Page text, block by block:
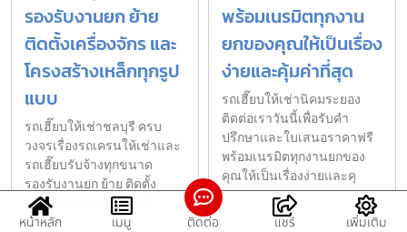
รองรับงานยก ย้าย
ติดตั้งเครื่องจักร และ
โครงสร้างเหล็กทุกรูป
แบบ
รถเฮี๊ยบให้เช่าชลบุรี ครบ
วงจรเรื่องรถเครนให้เช่าและ
รถเฮี๊ยบรับจ้างทุกขนาด
รองรับงานยก ย้าย ติดตั้ง
เครื่องจักร และโครงสร้
พร้อมเนรมิตทุกงาน
ยกของคุณให้เป็นเรื่อง
ง่ายและคุ้มค่าที่สุด
รถเฮี๊ยบให้เช่านิคมระยอง
ติดต่อเราวันนี้เพื่อรับคำ
ปรึกษาและใบเสนอราคาฟรี
พร้อมเนรมิตทุกงานยกของ
คุณให้เป็นเรื่องง่ายและคุ
หน้าหลัก เมนู ติดต่อ แชร์ เพิ่มเติม